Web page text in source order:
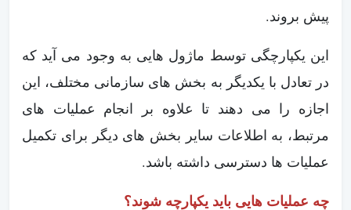
پیش بروند.
این یکپارچگی توسط ماژول هایی به وجود می آید که
در تعادل با یکدیگر به بخش های سازمانی مختلف، این
اجازه را می دهند تا علاوه بر انجام عملیات های
مرتبط، به اطلاعات سایر بخش های دیگر برای تکمیل
عملیات ها دسترسی داشته باشد.
چه عملیات هایی باید یکپارچه شوند؟